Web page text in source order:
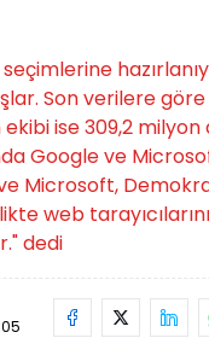
Son verilere
ise 309,2 milyon
Google ve
Microsoft,
web
dedi